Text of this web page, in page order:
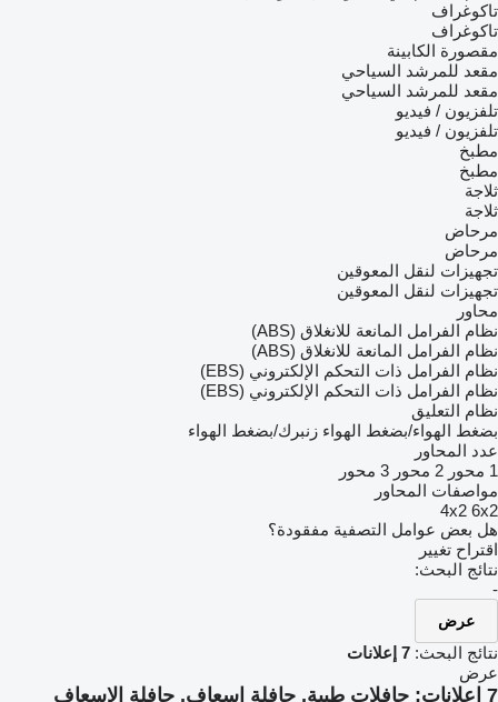
تاكوغراف
تاكوغراف
مقصورة الكابينة
مقعد للمرشد السياحي
مقعد للمرشد السياحي
تلفزيون / فيديو
تلفزيون / فيديو
مطبخ
مطبخ
ثلاجة
ثلاجة
مرحاض
مرحاض
تجهيزات لنقل المعوقين
تجهيزات لنقل المعوقين
محاور
نظام الفرامل المانعة للانغلاق (ABS)
نظام الفرامل المانعة للانغلاق (ABS)
نظام الفرامل ذات التحكم الإلكتروني (EBS)
نظام الفرامل ذات التحكم الإلكتروني (EBS)
نظام التعليق
بضغط الهواء/بضغط الهواء زنبرك/بضغط الهواء
عدد المحاور
1 محور
2 محور
3 محور
مواصفات المحاور
4x2 6x2
هل بعض عوامل التصفية مفقودة؟
اقتراح تغيير
نتائج البحث:
-
عرض
نتائج البحث: 7 إعلانات
عرض
7 إعلانات: حافلات طبية, حافلة إسعاف, حافلة الإسعاف